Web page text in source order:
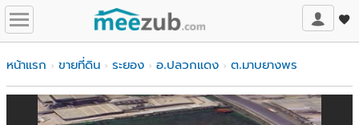
หน้าแรก ขายที่ดิน ระยอง อ.ปลวกแดง ต.มาบยางพร